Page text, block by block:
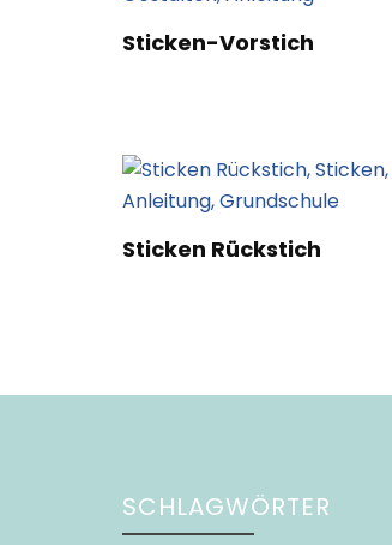
Sticken-Vorstich
Sticken Rückstich
SCHLAGWÖRTER